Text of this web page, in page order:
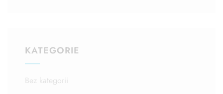
KATEGORIE
Bez kategorii